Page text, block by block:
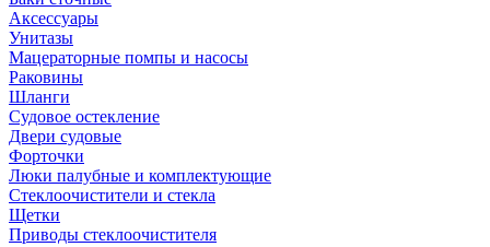
Аксессуары
Унитазы
Мацераторные помпы и насосы
Раковины
Шланги
Судовое остекление
Двери судовые
Форточки
Люки палубные и комплектующие
Стеклоочистители и стекла
Щетки
Приводы стеклоочистителя